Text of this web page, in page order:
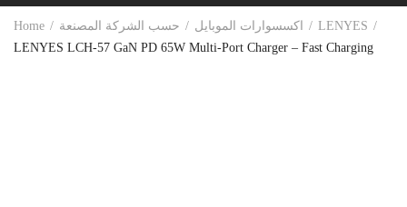
Home اكسسوارات الموبايل حسب الشركة المصنعة
LENYES
LENYES LCH-57 GaN PD 65W Multi-Port Charger – Fast Charging